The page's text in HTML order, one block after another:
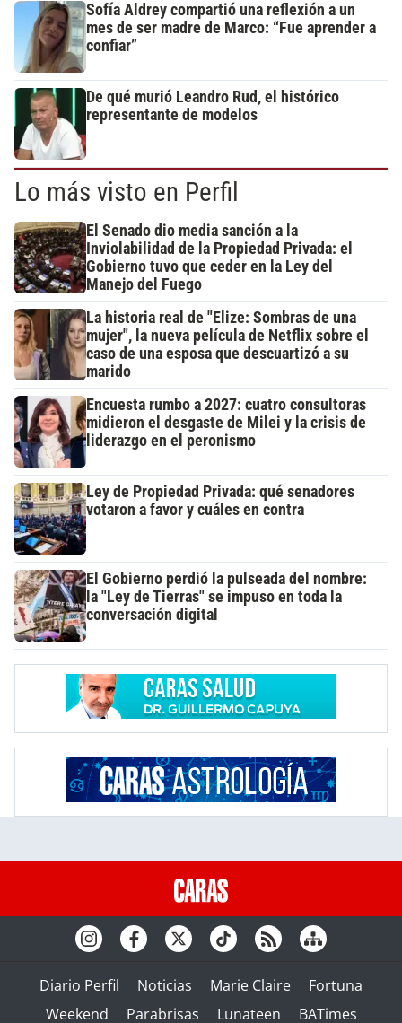
Sofía Aldrey compartió una reflexión a un
mes de ser madre de Marco: “Fue aprender a
confiar”
De qué murió Leandro Rud, el histórico
representante de modelos
Lo más visto en Perfil
El Senado dio media sanción a la
Inviolabilidad de la Propiedad Privada: el
Gobierno tuvo que ceder en la Ley del
Manejo del Fuego
La historia real de "Elize: Sombras de una
mujer", la nueva película de Netflix sobre el
caso de una esposa que descuartizó a su
marido
Encuesta rumbo a 2027: cuatro consultoras
midieron el desgaste de Milei y la crisis de
liderazgo en el peronismo
Ley de Propiedad Privada: qué senadores
votaron a favor y cuáles en contra
El Gobierno perdió la pulseada del nombre:
la "Ley de Tierras" se impuso en toda la
conversación digital
Diario Perfil Noticias Marie Claire
Fortuna
Weekend
Parabrisas Lunateen BATimes